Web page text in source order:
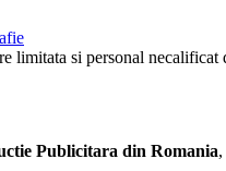
limitata si personal necalificat
Publicitara din Romania